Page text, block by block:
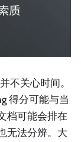
不关心时间。
得分可能与当
档可能会排在
无法分辨。大